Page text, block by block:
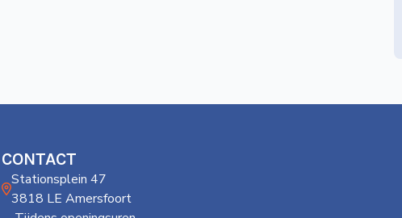
CONTACT
Stationsplein 47
3818 LE Amersfoort